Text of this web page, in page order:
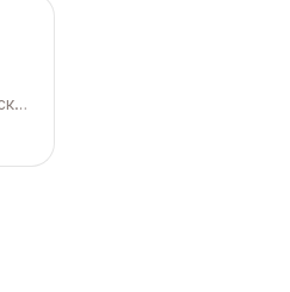
Новосибирск, улица Челюскинцев, 18/2